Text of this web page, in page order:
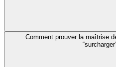
Comment prouver la maîtrise